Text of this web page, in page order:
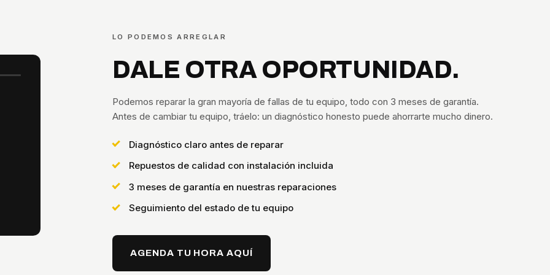
LO PODEMOS ARREGLAR
DALE OTRA OPORTUNIDAD.
Podemos reparar la gran mayoría de fallas de tu equipo, todo con 3 meses de garantía.
Antes de cambiar tu equipo, tráelo: un diagnóstico honesto puede ahorrarte mucho dinero.
Diagnóstico claro antes de reparar
Repuestos de calidad con instalación incluida
3 meses de garantía en nuestras reparaciones
Seguimiento del estado de tu equipo
AGENDA TU HORA AQUÍ